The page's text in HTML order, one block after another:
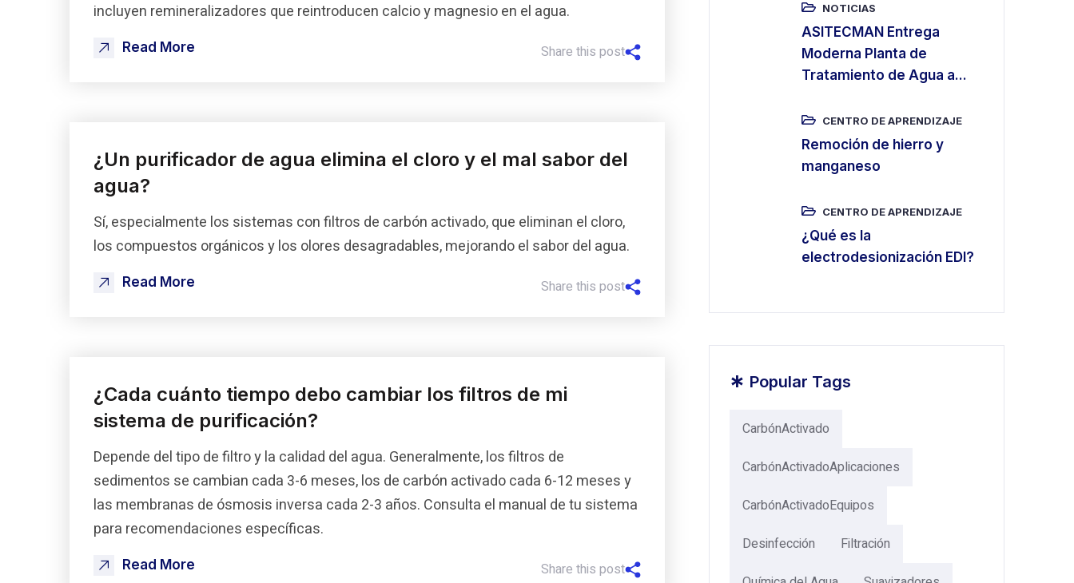
incluyen remineralizadores que reintroducen calcio y magnesio en el agua.
Read More Share this post
¿Un purificador de agua elimina el cloro y el mal sabor del
agua?
Sí, especialmente los sistemas con filtros de carbón activado, que eliminan el cloro,
los compuestos orgánicos y los olores desagradables, mejorando el sabor del agua.
Read More Share this post
¿Cada cuánto tiempo debo cambiar los filtros de mi
sistema de purificación?
Depende del tipo de filtro y la calidad del agua. Generalmente, los filtros de
sedimentos se cambian cada 3-6 meses, los de carbón activado cada 6-12 meses y
las membranas de ósmosis inversa cada 2-3 años. Consulta el manual de tu sistema
para recomendaciones específicas.
Read More Share this post
NOTICIAS
ASITECMAN Entrega
Moderna Planta de
Tratamiento de Agua a...
CENTRO DE APRENDIZAJE
Remoción de hierro y
manganeso
CENTRO DE APRENDIZAJE
¿Qué es la
electrodesionización EDI?
* Popular Tags
CarbónActivado
CarbónActivadoAplicaciones
CarbónActivadoEquipos
Desinfección
Filtración